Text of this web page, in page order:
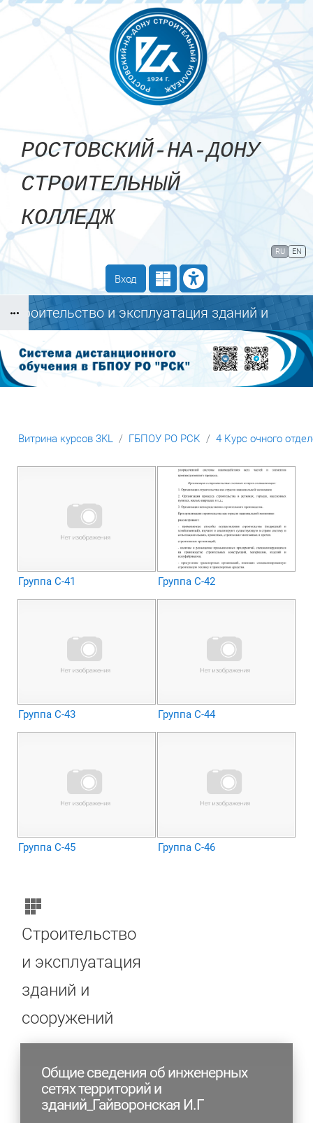
Перейти к основному содержанию
РОСТОВСКИЙ-НА-ДОНУ
СТРОИТЕЛЬНЫЙ
КОЛЛЕДЖ
Вход
Маршрут внедрения
RU EN
Строительство и эксплуатация зданий и
сооружений
Блоки
Витрина курсов 3KL ГБПОУ РО РСК 4 Курс очного
Группа С-41 Группа С-42
Группа С-43 Группа С-44
Группа С-45 Группа С-46
Строительство
и эксплуатация
зданий и
сооружений
Общие сведения об инженерных
сетях территорий и
зданий_Гайворонская И.Г